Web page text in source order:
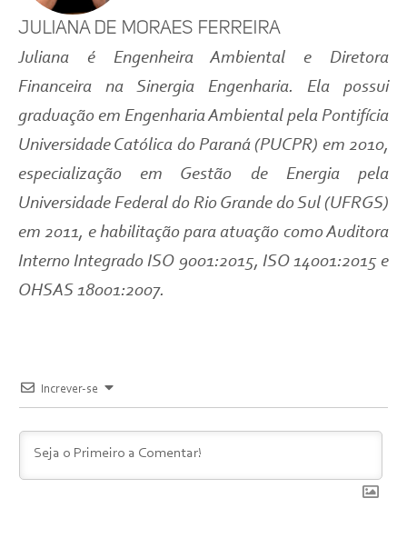
Juliana de Moraes Ferreira
Juliana é Engenheira Ambiental e Diretora
Financeira na Sinergia Engenharia. Ela possui
graduação em Engenharia Ambiental pela Pontifícia
Universidade Católica do Paraná (PUCPR) em 2010,
especialização em Gestão de Energia pela
Universidade Federal do Rio Grande do Sul (UFRGS)
em 2011, e habilitação para atuação como Auditora
Interno Integrado ISO 9001:2015, ISO 14001:2015 e
OHSAS 18001:2007.
Increver-se